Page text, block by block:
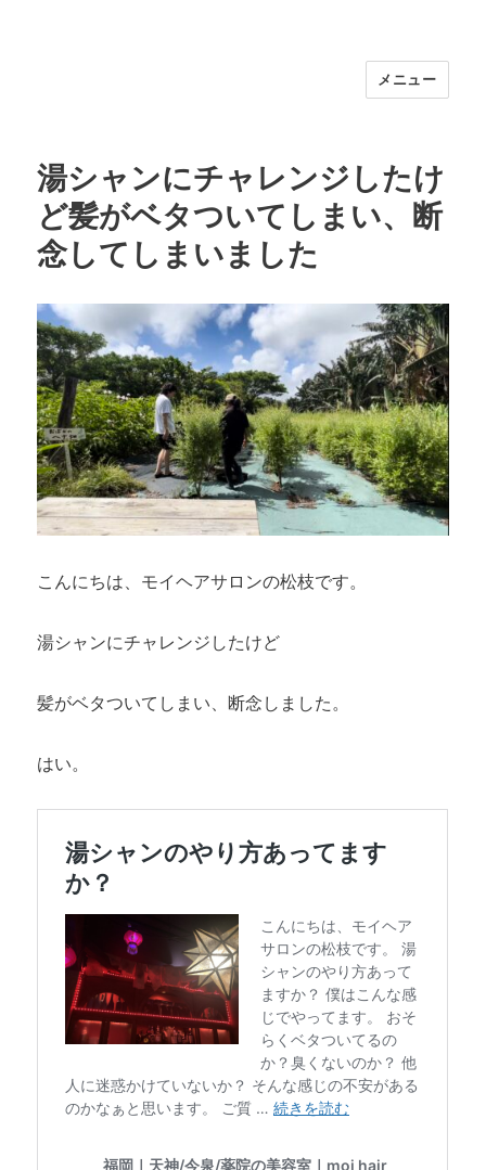
福岡｜天神/今泉/薬院の美容室｜moi
30代からの大人の本気ケアサロン｜オ
フィシャルサイト｜福岡天神エリアで
早朝7時から深夜24時まで営業｜天然
100％ハナヘナ｜湯シャン｜
メニュー
湯シャンにチャレンジしたけ
ど髪がベタついてしまい、断
念してしまいました
こんにちは、モイヘアサロンの松枝です。
湯シャンにチャレンジしたけど
髪がベタついてしまい、断念しました。
はい。